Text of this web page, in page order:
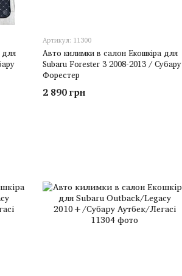
для
Артикул: 11300
Авто килимки в салон Екошкіра для
Subaru Forester 3 2008-2013 / Субару
Форестер
2 890 грн